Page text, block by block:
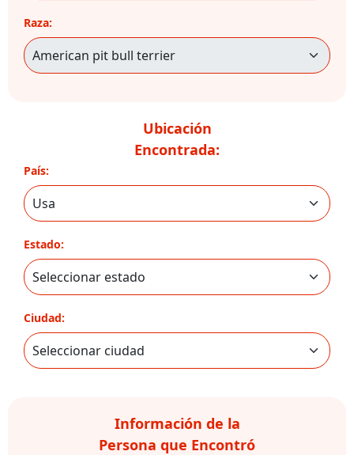
Raza:
Ubicación
Encontrada:
País:
Estado:
Ciudad:
Información de la
Persona que Encontró